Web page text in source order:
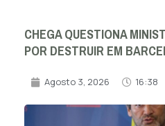
CHEGA QUESTIONA
POR DESTRUIR EM
Agosto 3, 2026 16:38